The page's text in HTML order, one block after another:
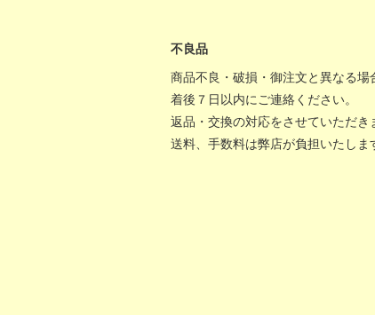
不良品
商品不良・破損・御注文と異なる場
着後７日以内にご連絡ください。
返品・交換の対応をさせていただき
送料、手数料は弊店が負担いたしま